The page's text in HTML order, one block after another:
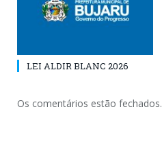
LEI ALDIR BLANC 2026
Os comentários estão fechados.